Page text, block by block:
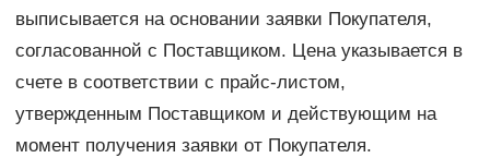
выписывается на основании заявки Покупателя,
согласованной с Поставщиком. Цена указывается в
счете в соответствии с прайс-листом,
утвержденным Поставщиком и действующим на
момент получения заявки от Покупателя.